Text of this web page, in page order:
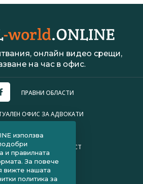
онлайн видео срещи,
на час в офис.
ПРАВНИ ОБЛАСТИ
ОФИС ЗА АДВОКАТИ
ЗА ПОВЕРИТЕЛНОСТ
ЧЗВ ЗА КЛИЕНТИ
ЧЗВ ЗА АДВОКАТИ
използва
и правилната
За повече
вижте нашата
политика за